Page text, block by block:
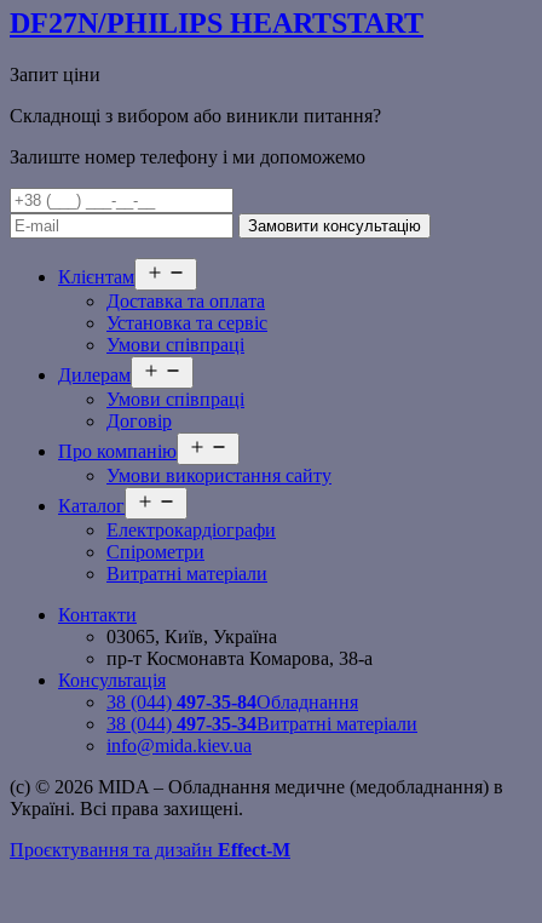
DF27N/PHILIPS HEARTSTART
Запит ціни
Складнощі з вибором або виникли питання?
Залиште номер телефону і ми допоможемо
Клієнтам
меню
Доставка та оплата
Установка та сервіс
Умови співпраці
Дилерам
меню
Умови співпраці
Договір
Про компанію
меню
Умови використання сайту
Каталог
меню
Електрокардіографи
Спірометри
Витратні матеріали
Контакти
03065, Київ, Україна
пр-т Космонавта Комарова, 38-а
Консультація
38 (044) 497-35-84Обладнання
38 (044) 497-35-34Витратні матеріали
info@mida.kiev.ua
(c) © 2026 MIDA – Обладнання медичне (медобладнання) в
Україні. Всі права захищені.
Проєктування та дизайн Effect-M